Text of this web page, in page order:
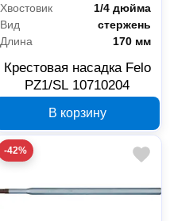
Хвостовик
1/4 дюйма
Вид
стержень
Длина
170 мм
Крестовая насадка Felo
PZ1/SL 10710204
В корзину
-42%